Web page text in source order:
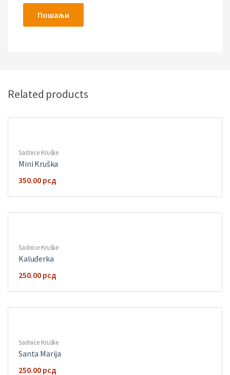
Related products
Sadnice Kruške
Mini Kruška
350.00 рсд
Sadnice Kruške
Kaluđerka
250.00 рсд
Sadnice Kruške
Santa Marija
250.00 рсд